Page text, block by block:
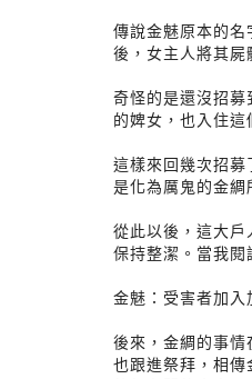
傳說金魅原本的
後，女主人將其屍
奇怪的是還沒招
的婢女，也入住
這樣來回幾次招
是化為厲鬼的金
從此以後，這大
保持整潔。當我
金魅：受害者加入
後來，金綢的事
也跟進祭拜，相